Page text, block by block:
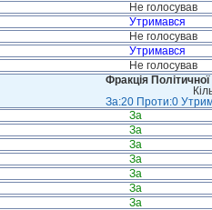
Не голосував
Утримався
Не голосував
Утримався
Не голосував
Фракція
За:20 Проти:0
За
За
За
За
За
За
За